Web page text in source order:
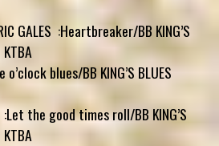
GALES :Heartbreaker/BB KING’S
o’clock blues/BB KING’S BLUES
:Let the good times roll/BB KING’S